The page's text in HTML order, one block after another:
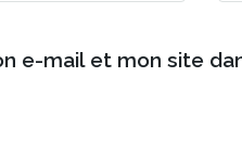
e-mail et mon site